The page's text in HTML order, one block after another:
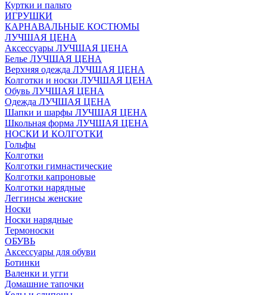
Куртки и пальто
ИГРУШКИ
КАРНАВАЛЬНЫЕ КОСТЮМЫ
ЛУЧШАЯ ЦЕНА
Аксессуары ЛУЧШАЯ ЦЕНА
Белье ЛУЧШАЯ ЦЕНА
Верхняя одежда ЛУЧШАЯ ЦЕНА
Колготки и носки ЛУЧШАЯ ЦЕНА
Обувь ЛУЧШАЯ ЦЕНА
Одежда ЛУЧШАЯ ЦЕНА
Шапки и шарфы ЛУЧШАЯ ЦЕНА
Школьная форма ЛУЧШАЯ ЦЕНА
НОСКИ И КОЛГОТКИ
Гольфы
Колготки
Колготки гимнастические
Колготки капроновые
Колготки нарядные
Леггинсы женские
Носки
Носки нарядные
Термоноски
ОБУВЬ
Аксессуары для обуви
Ботинки
Валенки и угги
Домашние тапочки